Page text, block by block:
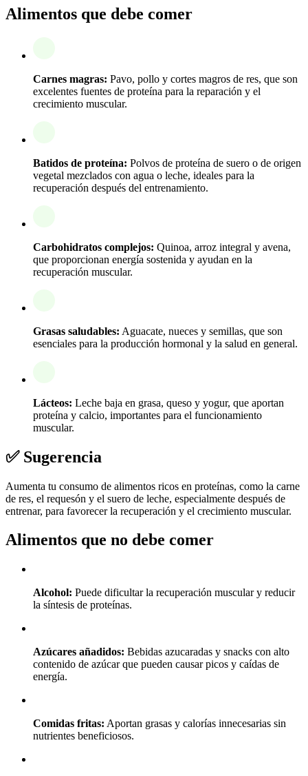
Alimentos que debe comer
Carnes magras: Pavo, pollo y cortes magros de res, que son
excelentes fuentes de proteína para la reparación y el
crecimiento muscular.
Batidos de proteína: Polvos de proteína de suero o de origen
vegetal mezclados con agua o leche, ideales para la
recuperación después del entrenamiento.
Carbohidratos complejos: Quinoa, arroz integral y avena,
que proporcionan energía sostenida y ayudan en la
recuperación muscular.
Grasas saludables: Aguacate, nueces y semillas, que son
esenciales para la producción hormonal y la salud en general.
Lácteos: Leche baja en grasa, queso y yogur, que aportan
proteína y calcio, importantes para el funcionamiento
muscular.
✅ Sugerencia
Aumenta tu consumo de alimentos ricos en proteínas, como la carne
de res, el requesón y el suero de leche, especialmente después de
entrenar, para favorecer la recuperación y el crecimiento muscular.
Alimentos que no debe comer
Alcohol: Puede dificultar la recuperación muscular y reducir
la síntesis de proteínas.
Azúcares añadidos: Bebidas azucaradas y snacks con alto
contenido de azúcar que pueden causar picos y caídas de
energía.
Comidas fritas: Aportan grasas y calorías innecesarias sin
nutrientes beneficiosos.